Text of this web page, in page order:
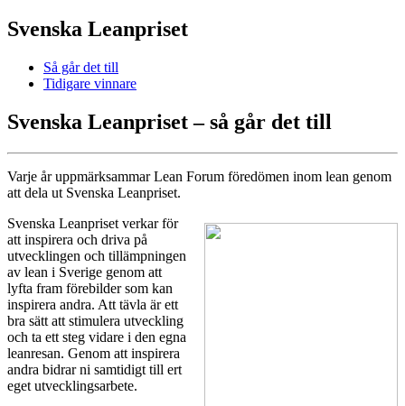
Svenska Leanpriset
Så går det till
Tidigare vinnare
Svenska Leanpriset – så går det till
Varje år uppmärksammar Lean Forum föredömen inom lean genom
att dela ut Svenska Leanpriset.
Svenska Leanpriset verkar för
att inspirera och driva på
utvecklingen och tillämpningen
av lean i Sverige genom att
lyfta fram förebilder som kan
inspirera andra. Att tävla är ett
bra sätt att stimulera utveckling
och ta ett steg vidare i den egna
leanresan. Genom att inspirera
andra bidrar ni samtidigt till ert
eget utvecklingsarbete.